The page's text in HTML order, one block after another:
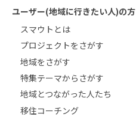
ユーザー(地域に行きたい人)の方
スマウトとは
プロジェクトをさがす
地域をさがす
特集テーマからさがす
地域とつながった人たち
移住コーチング